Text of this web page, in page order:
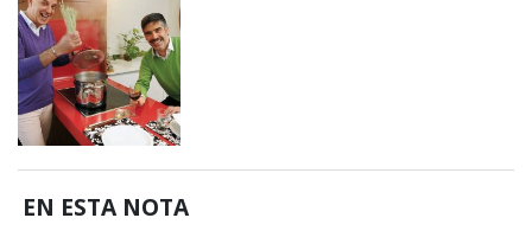
EN ESTA NOTA